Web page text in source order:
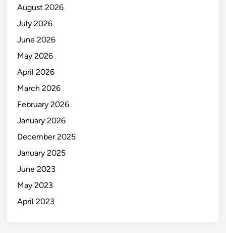
August 2026
July 2026
June 2026
May 2026
April 2026
March 2026
February 2026
January 2026
December 2025
January 2025
June 2023
May 2023
April 2023